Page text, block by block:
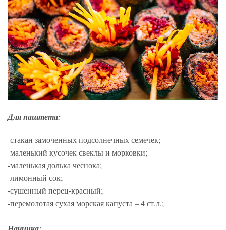
Для паштета:
-стакан замоченных подсолнечных семечек;
-маленький кусочек свеклы и морковки;
-маленькая долька чеснока;
-лимонный сок;
-сушенный перец-красный;
-перемолотая сухая морская капуста – 4 ст.л.;